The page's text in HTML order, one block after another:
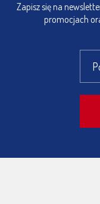
Zapisz się na
promocjach